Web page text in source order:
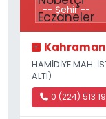
HAMİDİYE MAH.
ALTI)
0 (224) 513 19